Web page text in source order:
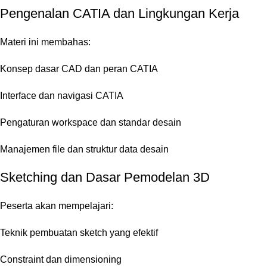
Pengenalan CATIA dan Lingkungan Kerja
Materi ini membahas:
Konsep dasar CAD dan peran CATIA
Interface dan navigasi CATIA
Pengaturan workspace dan standar desain
Manajemen file dan struktur data desain
Sketching dan Dasar Pemodelan 3D
Peserta akan mempelajari:
Teknik pembuatan sketch yang efektif
Constraint dan dimensioning